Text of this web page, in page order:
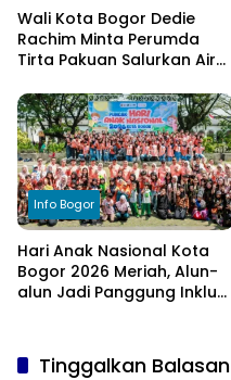
Wali Kota Bogor Dedie
Rachim Minta Perumda
Tirta Pakuan Salurkan Air
Terdampak Kekeringan
Info Bogor
Hari Anak Nasional Kota
Bogor 2026 Meriah, Alun-
alun Jadi Panggung Inklusi
Tinggalkan Balasan